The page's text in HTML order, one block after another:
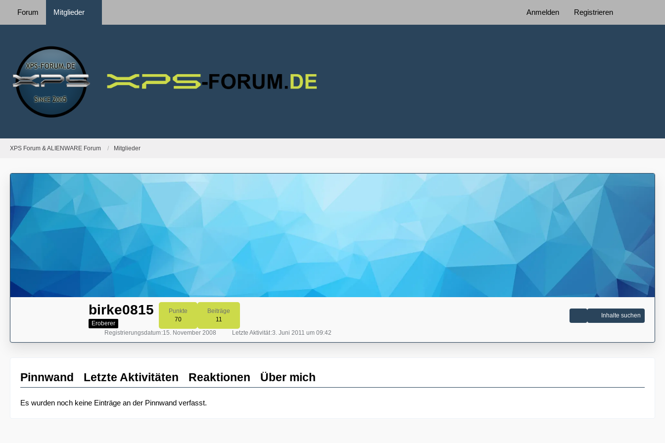
Forum Mitglieder Anmelden Registrieren
XPS Forum & ALIENWARE Forum Mitglieder
birke0815
Eroberer
Punkte
70
Beiträge
11
Inhalte suchen
Registrierungsdatum 15. November 2008 Letzte Aktivität 3. Juni 2011 um 09:42
Pinnwand Letzte Aktivitäten Reaktionen Über mich
Es wurden noch keine Einträge an der Pinnwand verfasst.